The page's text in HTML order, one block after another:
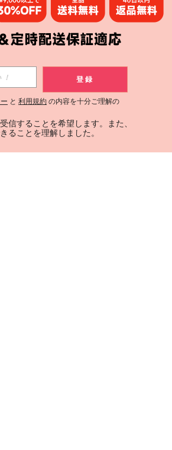
登録
と 利用規約 の内容を十分ご理解の
信することを希望します。また、
ることを理解しました。